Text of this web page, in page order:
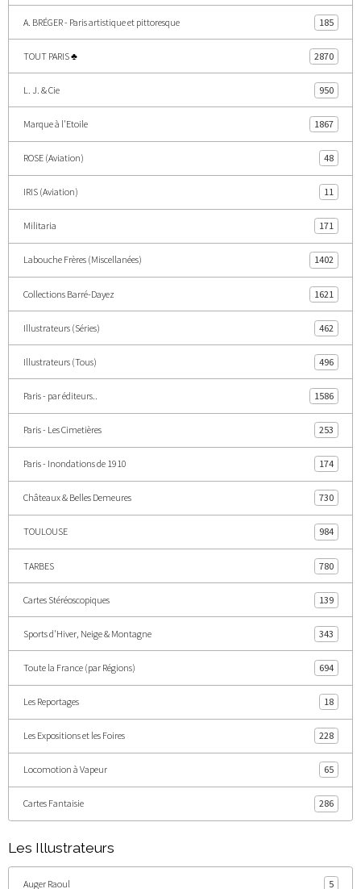
A. BRÉGER - Paris artistique et pittoresque 185
TOUT PARIS ♣ 2870
L. J. & Cie 950
Marque à l'Etoile 1867
ROSE (Aviation) 48
IRIS (Aviation) 11
Militaria 171
Labouche Frères (Miscellanées) 1402
Collections Barré-Dayez 1621
Illustrateurs (Séries) 462
Illustrateurs (Tous) 496
Paris - par éditeurs.. 1586
Paris - Les Cimetières 253
Paris - Inondations de 1910 174
Châteaux & Belles Demeures 730
TOULOUSE 984
TARBES 780
Cartes Stéréoscopiques 139
Sports d'Hiver, Neige & Montagne 343
Toute la France (par Régions) 694
Les Reportages 18
Les Expositions et les Foires 228
Locomotion à Vapeur 65
Cartes Fantaisie 286
Les Illustrateurs
Auger Raoul 5